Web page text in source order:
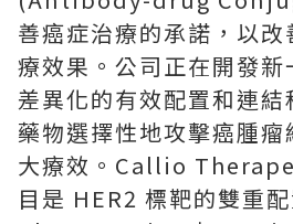
善癌症治療的承諾，以
療效果。公司正在開發新
差異化的有效配置和連
藥物選擇性地攻擊癌腫
大療效。Callio
目是 HER2 標靶的雙重